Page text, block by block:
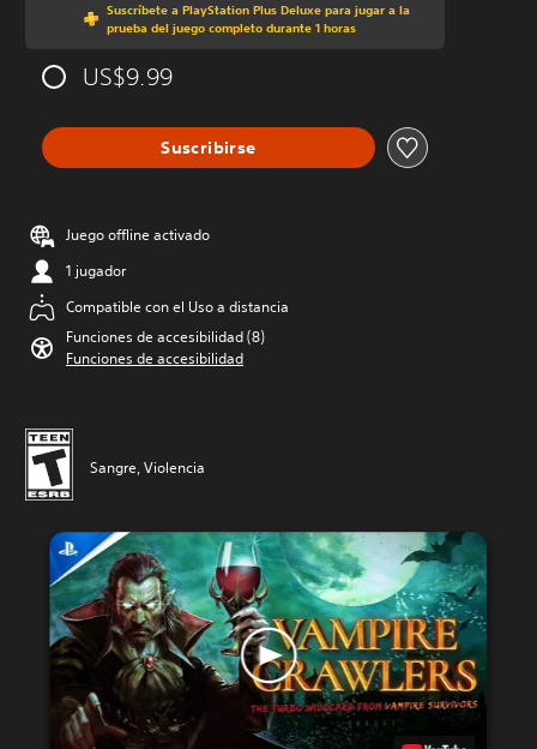
Suscríbete a PlayStation Plus Deluxe para jugar a la
prueba del juego completo durante 1 horas
US$9.99
Suscribirse
Juego offline activado
1 jugador
Compatible con el Uso a distancia
Funciones de accesibilidad (8)
Funciones de accesibilidad
Sangre, Violencia